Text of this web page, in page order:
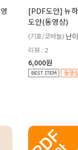
[PDF도안] 뉴
도안(동영상)
(기호/코바늘) 난
리뷰 : 2
6,000원